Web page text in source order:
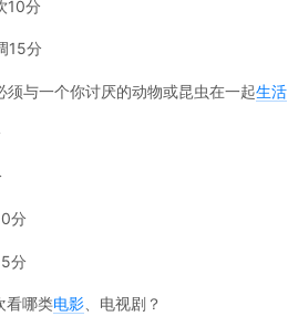
10分
15分
须与一个你讨厌的动物或昆虫在一起生活
分
分
看哪类电影 、电视剧？